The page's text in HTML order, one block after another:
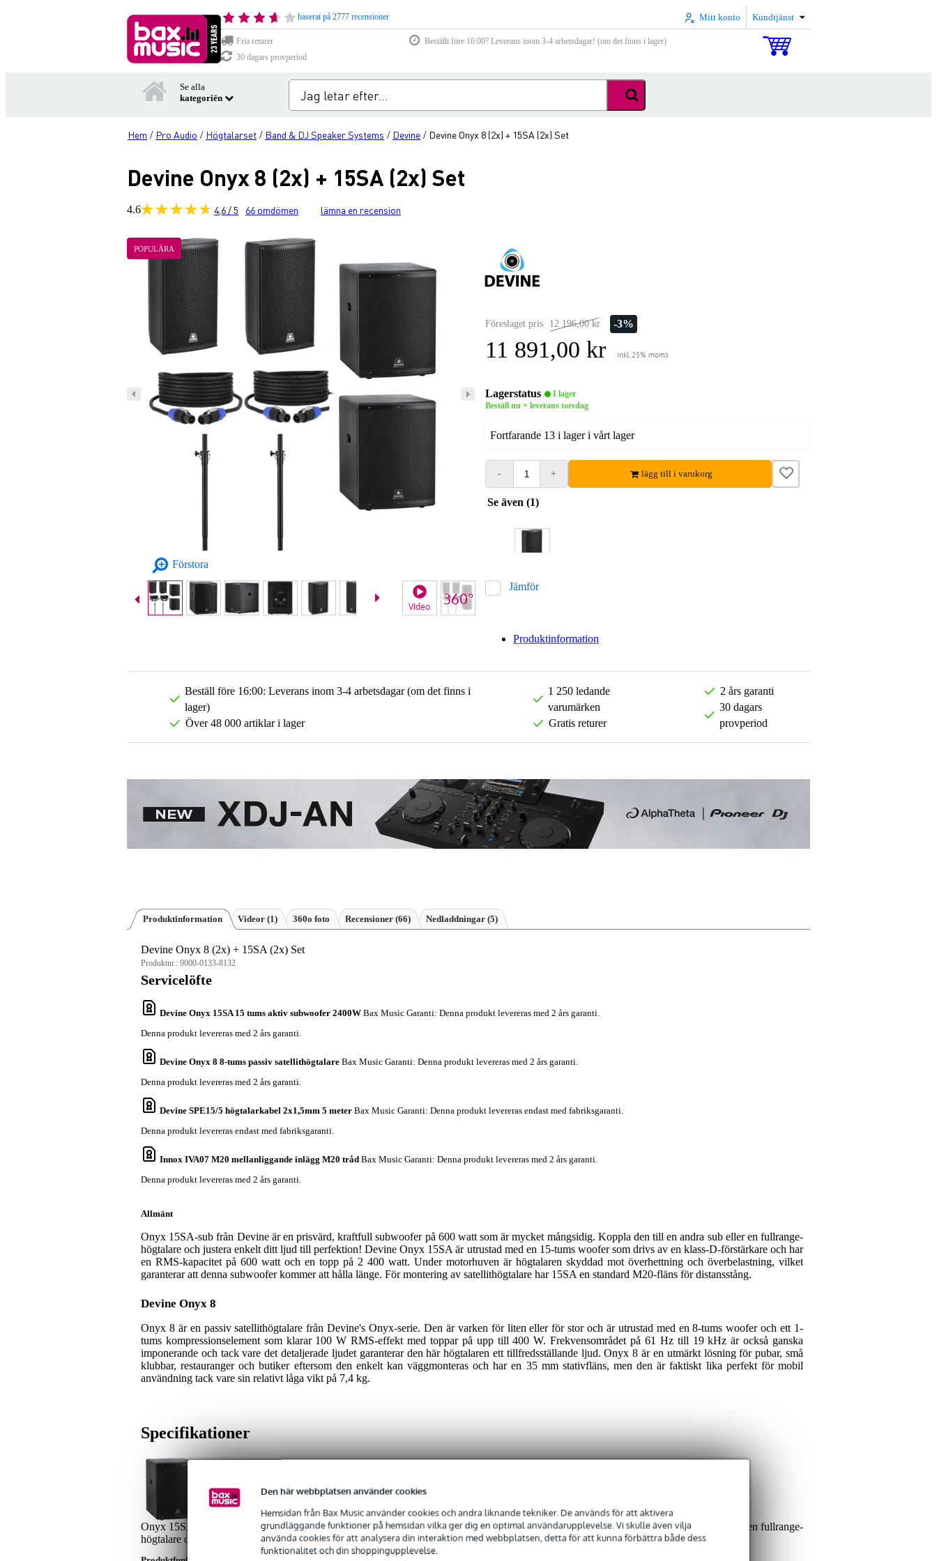
Den här webbplatsen använder cookies
Hemsidan från Bax Music använder cookies och andra liknande tekniker. De används för att aktivera
grundläggande funktioner på hemsidan vilka ger dig en optimal användarupplevelse. Vi skulle även vilja
använda cookies för att analysera din interaktion med webbplatsen, detta för att kunna förbättra både dess
funktionalitet och din shoppingupplevelse.
baserat på 2777 recensioner Mitt konto Kundtjänst
Fria returer
Beställt före 16:00? Leverans inom 3-4 arbetsdagar! (om det finns i lager)
30 dagars provperiod
Se alla
kategoriën
Hem / Pro Audio / Högtalarset / Band & DJ Speaker Systems / Devine / Devine Onyx 8 (2x) + 15SA (2x) Set
Devine Onyx 8 (2x) + 15SA (2x) Set
4.6 4,6 / 5 66 omdömen lämna en recension
POPULÄRA
Förstora
Video
Föreslaget pris 12 196,00 kr -3%
11 891,00 kr inkl. 25% moms
Lagerstatus
I lager
Beställ nu = leverans torsdag
Fortfarande 13 i lager i vårt lager
- + lägg till i varukorg
Se även (1)
Jämför
Produktinformation
Beställ före 16:00: Leverans inom 3-4 arbetsdagar (om det finns i
lager)
Över 48 000 artiklar i lager
1 250 ledande
varumärken
Gratis returer
2 års garanti
30 dagars
provperiod
Produktinformation Videor (1) 360o foto Recensioner (66) Nedladdningar (5)
Devine Onyx 8 (2x) + 15SA (2x) Set
Produktnr.: 9000-0133-8132
Servicelöfte
Devine Onyx 15SA 15 tums aktiv subwoofer 2400W Bax Music Garanti: Denna produkt levereras med 2 års garanti.
Denna produkt levereras med 2 års garanti.
Devine Onyx 8 8-tums passiv satellithögtalare Bax Music Garanti: Denna produkt levereras med 2 års garanti.
Denna produkt levereras med 2 års garanti.
Devine SPE15/5 högtalarkabel 2x1,5mm 5 meter Bax Music Garanti: Denna produkt levereras endast med fabriksgaranti.
Denna produkt levereras endast med fabriksgaranti.
Innox IVA07 M20 mellanliggande inlägg M20 tråd Bax Music Garanti: Denna produkt levereras med 2 års garanti.
Denna produkt levereras med 2 års garanti.
Allmänt
Onyx 15SA-sub från Devine är en prisvärd, kraftfull subwoofer på 600 watt som är mycket mångsidig. Koppla den till en andra sub eller en fullrange-
högtalare och justera enkelt ditt ljud till perfektion! Devine Onyx 15SA är utrustad med en 15-tums woofer som drivs av en klass-D-förstärkare och har
en RMS-kapacitet på 600 watt och en topp på 2 400 watt. Under motorhuven är högtalaren skyddad mot överhettning och överbelastning, vilket
garanterar att denna subwoofer kommer att hålla länge. För montering av satellithögtalare har 15SA en standard M20-fläns för distansstång.
Devine Onyx 8
Onyx 8 är en passiv satellithögtalare från Devine's Onyx-serie. Den är varken för liten eller för stor och är utrustad med en 8-tums woofer och ett 1-
tums kompressionselement som klarar 100 W RMS-effekt med toppar på upp till 400 W. Frekvensområdet på 61 Hz till 19 kHz är också ganska
imponerande och tack vare det detaljerade ljudet garanterar den här högtalaren ett tillfredsställande ljud. Onyx 8 är en utmärkt lösning för pubar, små
klubbar, restauranger och butiker eftersom den enkelt kan väggmonteras och har en 35 mm stativfläns, men den är faktiskt lika perfekt för mobil
användning tack vare sin relativt låga vikt på 7,4 kg.
Specifikationer
2x Devine Onyx 15SA 15 tums aktiv subwoofer 2400W
Onyx 15SA-sub från Devine är en prisvärd, kraftfull subwoofer på 600 watt som är mycket mångsidig. Koppla den till en andra sub eller en fullrange-
högtalare och justera enkelt ljudet till perfektion!